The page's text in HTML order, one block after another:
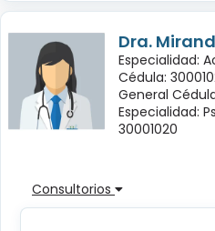
Dra.
Especialidad:
Cédula:
General
Especialidad:
30001020
Consultorios